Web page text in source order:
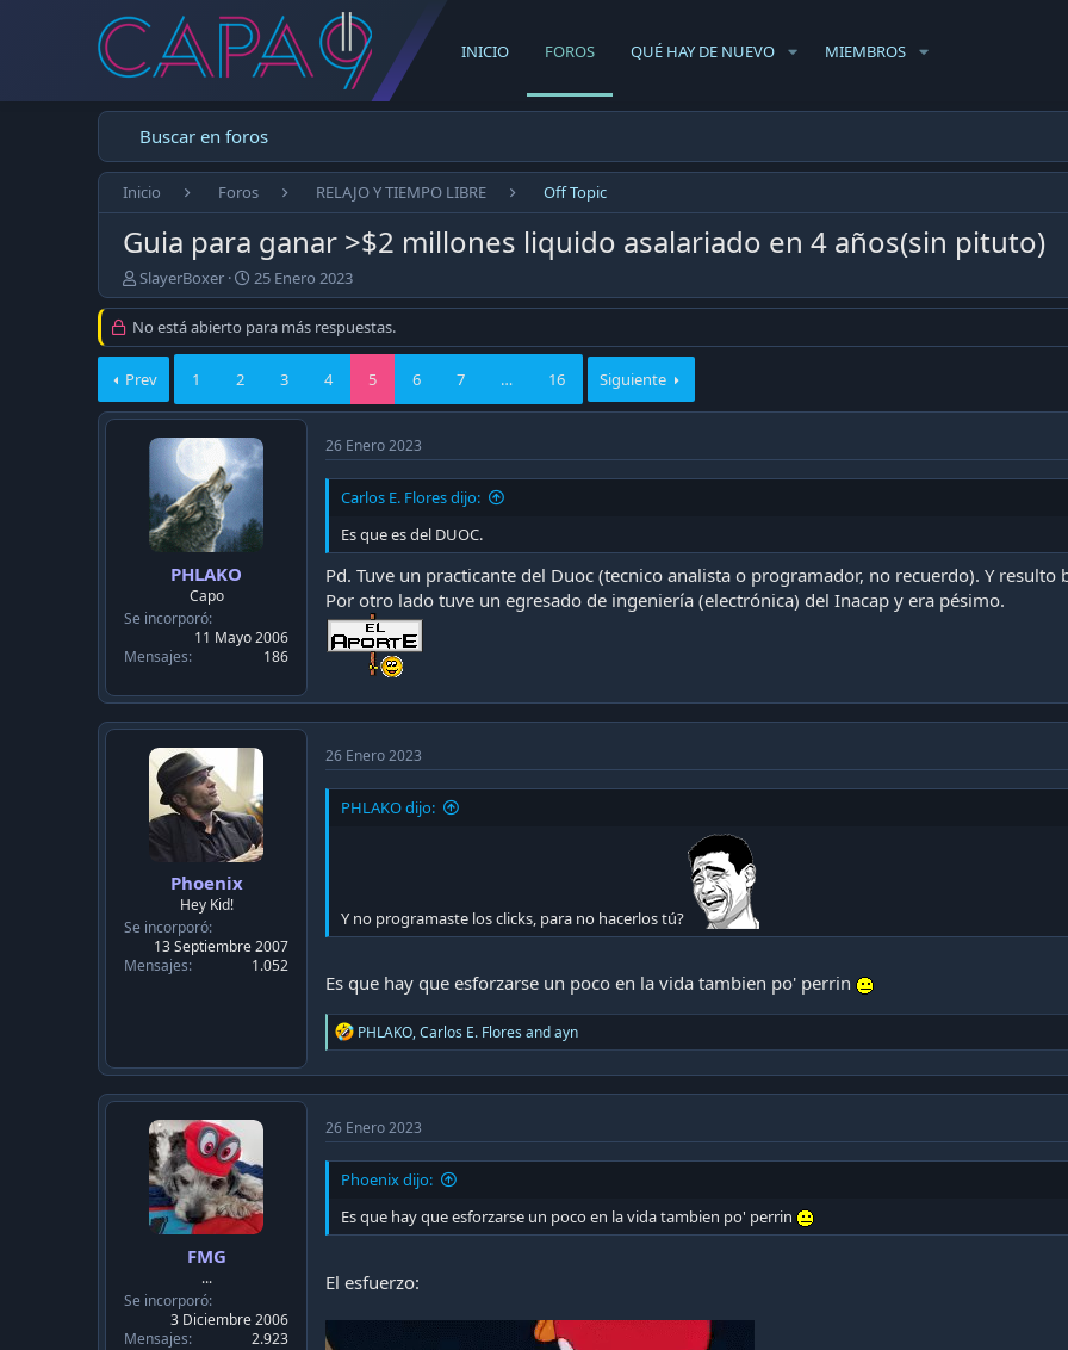
INICIO FOROS QUÉ HAY DE NUEVO MIEMBROS
Buscar en foros
Inicio Foros RELAJO Y TIEMPO LIBRE Off Topic
Guia para ganar >$2 millones liquido asalariado en 4 años(sin pituto)
E
m
p
e
z
ó
e
l
m
SlayerBoxer
F
e
c
h
e
p
u
b
i
c
n
25 Enero 2023
No está abierto para más respuestas.
Prev 1 2 3 4 5 6 7 … 16 Siguiente
PHLAKO
Capo
Se incorporó
11 Mayo 2006
Mensajes
186
26 Enero 2023
Carlos E. Flores dijo:
Es que es del DUOC.
Pd. Tuve un practicante del Duoc (tecnico analista o programador, no recuerdo). Y resulto
Por otro lado tuve un egresado de ingeniería (electrónica) del Inacap y era pésimo.
Phoenix
Hey Kid!
Se incorporó
13 Septiembre 2007
Mensajes
1.052
26 Enero 2023
PHLAKO dijo:
Y no programaste los clicks, para no hacerlos tú?
Es que hay que esforzarse un poco en la vida tambien po' perrin
R
e
i
o
n
s
PHLAKO,Carlos E. Flores andayn
FMG
...
Se incorporó
3 Diciembre 2006
Mensajes
2.923
26 Enero 2023
Phoenix dijo:
Es que hay que esforzarse un poco en la vida tambien po' perrin
El esfuerzo: